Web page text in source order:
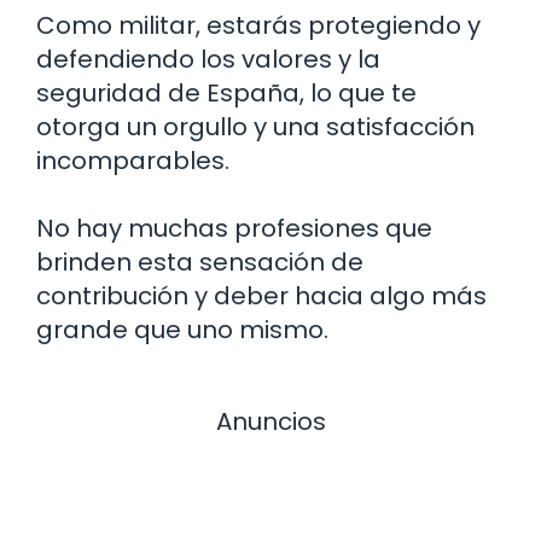
Como militar, estarás protegiendo y
defendiendo los valores y la
seguridad de España, lo que te
otorga un orgullo y una satisfacción
incomparables.
No hay muchas profesiones que
brinden esta sensación de
contribución y deber hacia algo más
grande que uno mismo.
Anuncios